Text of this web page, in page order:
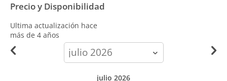
Precio y Disponibilidad
Ultima actualización hace
más de 4 años
calendar-
month
julio 2026